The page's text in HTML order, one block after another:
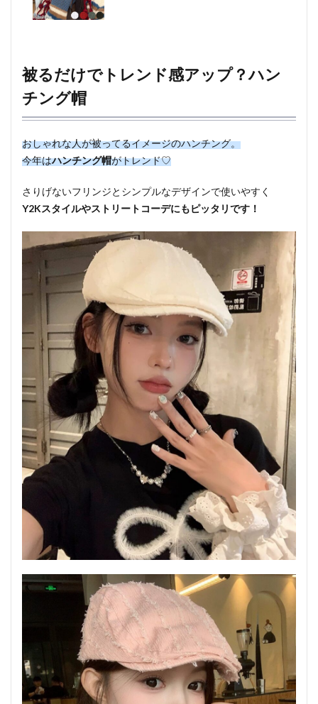
被るだけでトレンド感アップ？ハン
チング帽
おしゃれな人が被ってるイメージのハンチング。
今年はハンチング帽がトレンド♡
さりげないフリンジとシンプルなデザインで使いやすく
Y2Kスタイルやストリートコーデにもピッタリです！